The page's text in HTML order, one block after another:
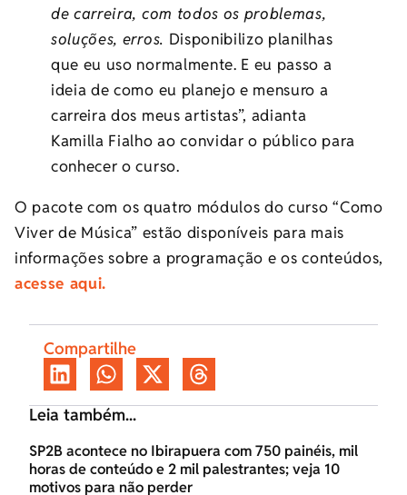
de carreira, com todos os problemas,
soluções, erros. Disponibilizo planilhas
que eu uso normalmente. E eu passo a
ideia de como eu planejo e mensuro a
carreira dos meus artistas”, adianta
Kamilla Fialho ao convidar o público para
conhecer o curso.
O pacote com os quatro módulos do curso “Como
Viver de Música” estão disponíveis para mais
informações sobre a programação e os conteúdos,
acesse aqui.
Compartilhe
Leia também...
SP2B acontece no Ibirapuera com 750 painéis, mil
horas de conteúdo e 2 mil palestrantes; veja 10
motivos para não perder